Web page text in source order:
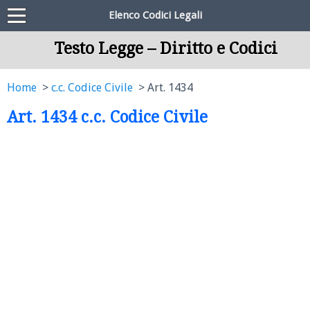
Elenco Codici Legali
Testo Legge – Diritto e Codici
Home c.c. Codice Civile Art. 1434
Art. 1434 c.c. Codice Civile